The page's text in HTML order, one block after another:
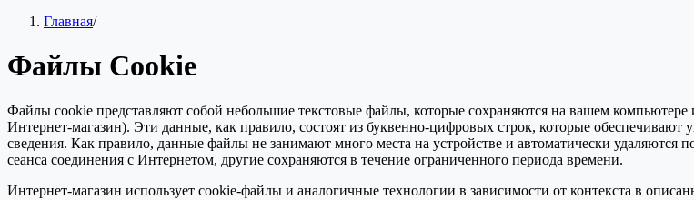
Главная/
Файлы Cookie
Файлы сookie представляют собой небольшие текстовые файлы, которые сохраняются на вашем
Интернет-магазин). Эти данные, как правило, состоят из буквенно-цифровых строк, которые
сведения. Как правило, данные файлы не занимают много места на устройстве и автоматически удаляются
сеанса соединения с Интернетом, другие сохраняются в течение ограниченного периода времени.
Интернет-магазин использует сookie-файлы и аналогичные технологии в зависимости от контекста в